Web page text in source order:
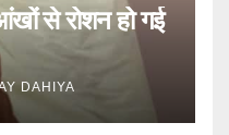
से रोशन हो गई
DAHIYA